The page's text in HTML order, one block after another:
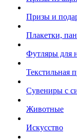
Призы и
Плакетки,
Футляры для
Текстильная
Сувениры с
Животные
Искусство